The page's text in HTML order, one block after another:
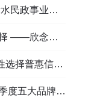
质量发展综述
九载匠心传承路
普惠信贷服务
胃适配营养安全